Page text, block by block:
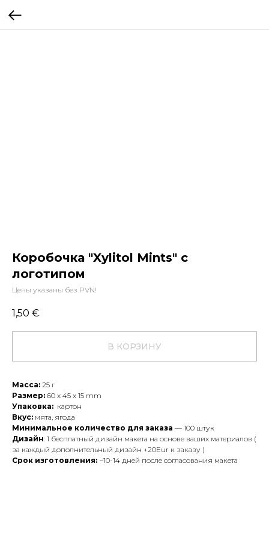
Коробочка "Xylitol Mints" с
логотипом
Цены указаны без PVN!
1,50 €
В КОРЗИНУ
Масса: 25 г
Размер: 60 х 45 х 15 mm
Упаковка: картон
Вкус: мята, ягода
Минимальное количество для заказа — 100 штук
Дизайн: 1 бесплатный дизайн макета на основе ваших материалов (
за каждый дополнительный дизайн +20Eur к заказу )
Срок изготовления: ~10-14 дней после согласования макета